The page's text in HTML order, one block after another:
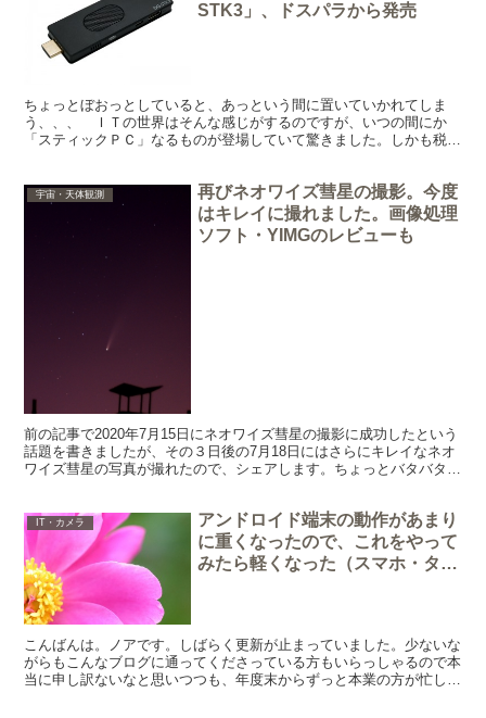
STK3」、ドスパラから発売
ちょっとぼおっとしていると、あっという間に置いていかれてしま
う、、、 ＩＴの世界はそんな感じがするのですが、いつの間にか
「スティックＰＣ」なるものが登場していて驚きました。しかも税込
宇宙・天体観測
再びネオワイズ彗星の撮影。今度
はキレイに撮れました。画像処理
ソフト・YIMGのレビューも
前の記事で2020年7月15日にネオワイズ彗星の撮影に成功したという
話題を書きましたが、その３日後の7月18日にはさらにキレイなネオ
ワイズ彗星の写真が撮れたので、シェアします。ちょっとバタバタし
IT・カメラ
アンドロイド端末の動作があまり
に重くなったので、これをやって
みたら軽くなった（スマホ・タブ
こんばんは。ノアです。しばらく更新が止まっていました。少ないな
がらもこんなブログに通ってくださっている方もいらっしゃるので本
当に申し訳ないなと思いつつも、年度末からずっと本業の方が忙しく